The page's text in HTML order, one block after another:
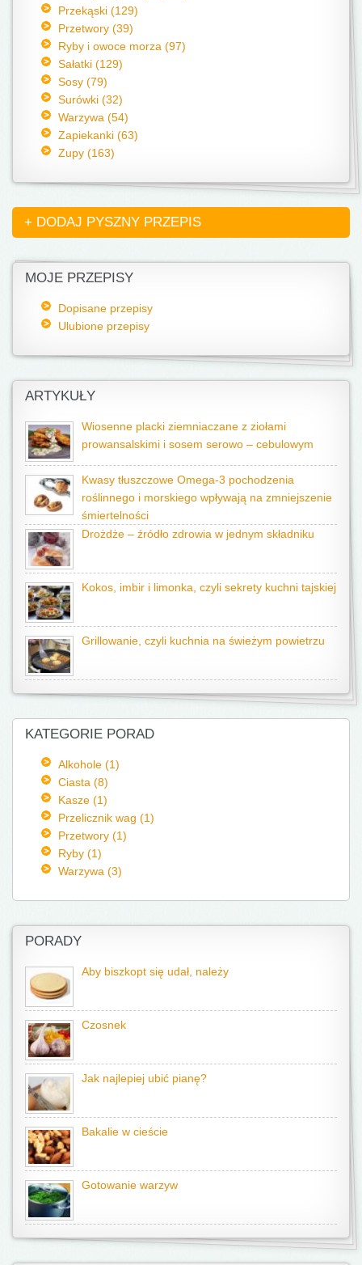
Przekąski (129)
Przetwory (39)
Ryby i owoce morza (97)
Sałatki (129)
Sosy (79)
Surówki (32)
Warzywa (54)
Zapiekanki (63)
Zupy (163)
+ DODAJ PYSZNY PRZEPIS
MOJE PRZEPISY
Dopisane przepisy
Ulubione przepisy
ARTYKUŁY
Wiosenne placki ziemniaczane z ziołami
prowansalskimi i sosem serowo – cebulowym
Kwasy tłuszczowe Omega-3 pochodzenia
roślinnego i morskiego wpływają na zmniejszenie
śmiertelności
Drożdże – źródło zdrowia w jednym składniku
Kokos, imbir i limonka, czyli sekrety kuchni tajskiej
Grillowanie, czyli kuchnia na świeżym powietrzu
KATEGORIE PORAD
Alkohole (1)
Ciasta (8)
Kasze (1)
Przelicznik wag (1)
Przetwory (1)
Ryby (1)
Warzywa (3)
PORADY
Aby biszkopt się udał, należy
Czosnek
Jak najlepiej ubić pianę?
Bakalie w cieście
Gotowanie warzyw